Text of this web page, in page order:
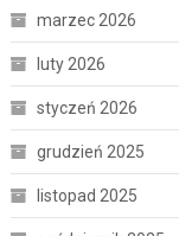
marzec 2026
luty 2026
styczeń 2026
grudzień 2025
listopad 2025